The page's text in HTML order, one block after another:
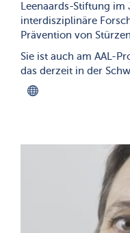
Leenaards-Stiftung
interdisziplinäre
Prävention von
Sie ist auch am AAL-
das derzeit in der